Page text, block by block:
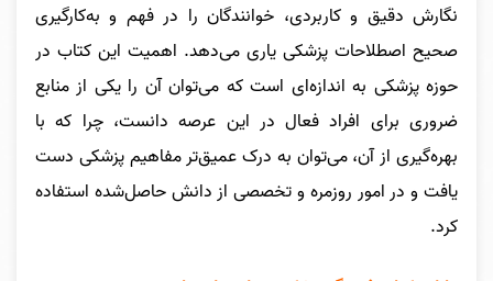
نگارش دقیق و کاربردی، خوانندگان را در فهم و به‌کارگیری
صحیح اصطلاحات پزشکی یاری می‌دهد. اهمیت این کتاب در
حوزه پزشکی به اندازه‌ای است که می‌توان آن را یکی از منابع
ضروری برای افراد فعال در این عرصه دانست، چرا که با
بهره‌گیری از آن، می‌توان به درک عمیق‌تر مفاهیم پزشکی دست
یافت و در امور روزمره و تخصصی از دانش حاصل‌شده استفاده
کرد.